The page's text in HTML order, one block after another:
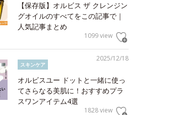
【保存版】オルビス ザ クレンジン
グオイルのすべてをこの記事で｜
人気記事まとめ
1099 view
2025/12/18
スキンケア
オルビスユー ドットと一緒に使っ
てさらなる美肌に！おすすめプラ
スワンアイテム4選
1828 view